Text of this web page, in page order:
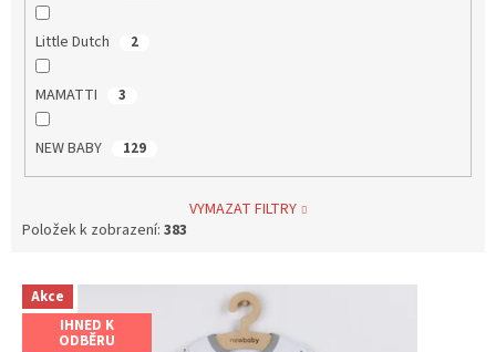
Little Dutch 2
MAMATTI 3
NEW BABY 129
VYMAZAT FILTRY
Položek k zobrazení: 383
V Akce
IHNED K
ODBĚRU